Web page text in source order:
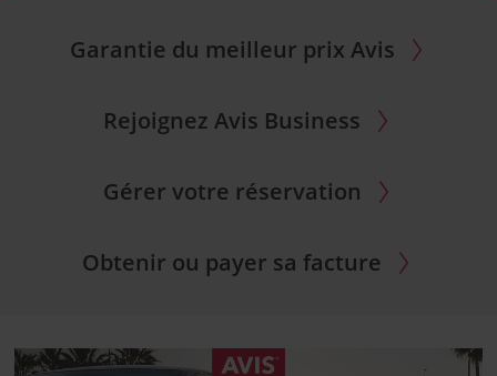
Garantie du meilleur prix Avis
Rejoignez Avis Business
Gérer votre réservation
Obtenir ou payer sa facture